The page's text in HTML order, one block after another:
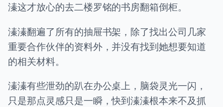
溱这才放心的去二楼罗铭的书房翻箱倒柜。
溱溱翻遍了所有的抽屉书架，除了找出公司几家
重要合作伙伴的资料外，并没有找到她想要知道
的相关材料。
溱溱有些泄劲的趴在办公桌上，脑袋灵光一闪，
只是那点灵感只是一瞬，快到溱溱根本来不及抓